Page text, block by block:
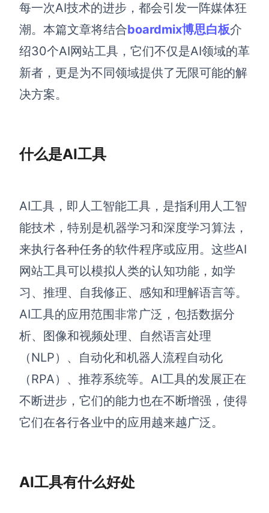
博思AIPPT
AI生成PPT，支持在线编辑
资源与下载
向团队介绍
解决方案
高效协作
涂鸦画板
敏捷实践
在线绘图
思维和灵感整理
数据流图
每一次AI技术的进步，都会引发一阵媒体狂
潮。 本篇文章将结合boardmix博思白板介
绍30个AI网站工具，它们不仅是AI领域的革
新者，更是为不同领域提供了无限可能的解
决方案。
什么是AI工具
AI工具，即人工智能工具，是指利用人工智
能技术，特别是机器学习和深度学习算法，
来执行各种任务的软件程序或应用。这些AI
网站工具可以模拟人类的认知功能，如学
习、推理、自我修正、感知和理解语言等。
AI工具的应用范围非常广泛，包括数据分
析、图像和视频处理、自然语言处理
（NLP）、自动化和机器人流程自动化
（RPA）、推荐系统等。AI工具的发展正在
不断进步，它们的能力也在不断增强，使得
它们在各行各业中的应用越来越广泛。
AI工具有什么好处